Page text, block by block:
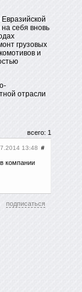
себя вновь
грузовых
и
отрасли
всего: 1
#
13:48
компании
подписаться